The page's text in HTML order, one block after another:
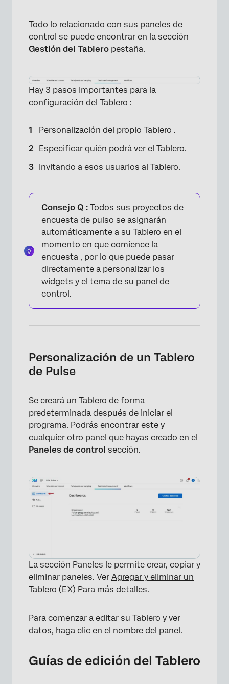
Mensajes
Preguntas frequentes
Todo lo relacionado con sus paneles de
control se puede encontrar en la sección
Gestión del Tablero pestaña.
Hay 3 pasos importantes para la
configuración del Tablero :
Personalización del propio Tablero .
Especificar quién podrá ver el Tablero.
Invitando a esos usuarios al Tablero.
Consejo Q : Todos sus proyectos de
encuesta de pulso se asignarán
automáticamente a su Tablero en el
momento en que comience la
encuesta , por lo que puede pasar
directamente a personalizar los
widgets y el tema de su panel de
control.
Personalización de un Tablero
de Pulse
Se creará un Tablero de forma
predeterminada después de iniciar el
programa. Podrás encontrar este y
cualquier otro panel que hayas creado en el
Paneles de control sección.
La sección Paneles le permite crear, copiar y
eliminar paneles. Ver Agregar y eliminar un
Tablero (EX) Para más detalles.
Para comenzar a editar su Tablero y ver
datos, haga clic en el nombre del panel.
Guías de edición del Tablero